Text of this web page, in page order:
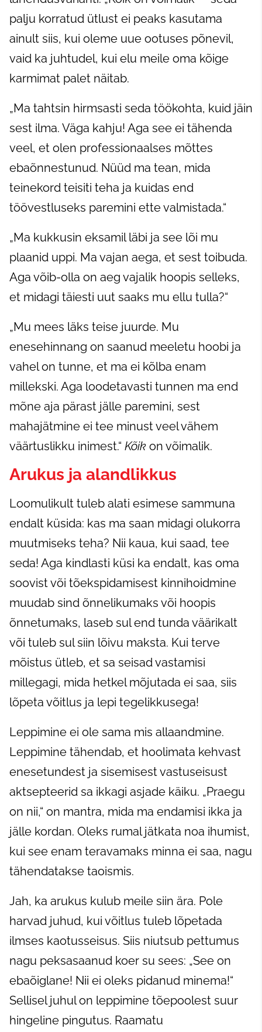
palju korratud ütlust ei peaks kasutama
ainult siis, kui oleme uue ootuses põnevil,
vaid ka juhtudel, kui elu meile oma kõige
karmimat palet näitab.
„Ma tahtsin hirmsasti seda töökohta, kuid jäin
sest ilma. Väga kahju! Aga see ei tähenda
veel, et olen professionaalses mõttes
ebaõnnestunud. Nüüd ma tean, mida
teinekord teisiti teha ja kuidas end
töövestluseks paremini ette valmistada.“
„Ma kukkusin eksamil läbi ja see lõi mu
plaanid uppi. Ma vajan aega, et sest toibuda.
Aga võib-olla on aeg vajalik hoopis selleks,
et midagi täiesti uut saaks mu ellu tulla?“
„Mu mees läks teise juurde. Mu
enesehinnang on saanud meeletu hoobi ja
vahel on tunne, et ma ei kõlba enam
millekski. Aga loodetavasti tunnen ma end
mõne aja pärast jälle paremini, sest
mahajätmine ei tee minust veel vähem
väärtuslikku inimest.“ Kõik on võimalik.
Arukus ja alandlikkus
Loomulikult tuleb alati esimese sammuna
endalt küsida: kas ma saan midagi olukorra
muutmiseks teha? Nii kaua, kui saad, tee
seda! Aga kindlasti küsi ka endalt, kas oma
soovist või tõekspidamisest kinnihoidmine
muudab sind õnnelikumaks või hoopis
õnnetumaks, laseb sul end tunda väärikalt
või tuleb sul siin lõivu maksta. Kui terve
mõistus ütleb, et sa seisad vastamisi
millegagi, mida hetkel mõjutada ei saa, siis
lõpeta võitlus ja lepi tegelikkusega!
Leppimine ei ole sama mis allaandmine.
Leppimine tähendab, et hoolimata kehvast
enesetundest ja sisemisest vastuseisust
aktsepteerid sa ikkagi asjade käiku. „Praegu
on nii,“ on mantra, mida ma endamisi ikka ja
jälle kordan. Oleks rumal jätkata noa ihumist,
kui see enam teravamaks minna ei saa, nagu
tähendatakse taoismis.
Jah, ka arukus kulub meile siin ära. Pole
harvad juhud, kui võitlus tuleb lõpetada
ilmses kaotusseisus. Siis niutsub pettumus
nagu peksasaanud koer su sees: „See on
ebaõiglane! Nii ei oleks pidanud minema!“
Sellisel juhul on leppimine tõepoolest suur
hingeline pingutus. Raamatu